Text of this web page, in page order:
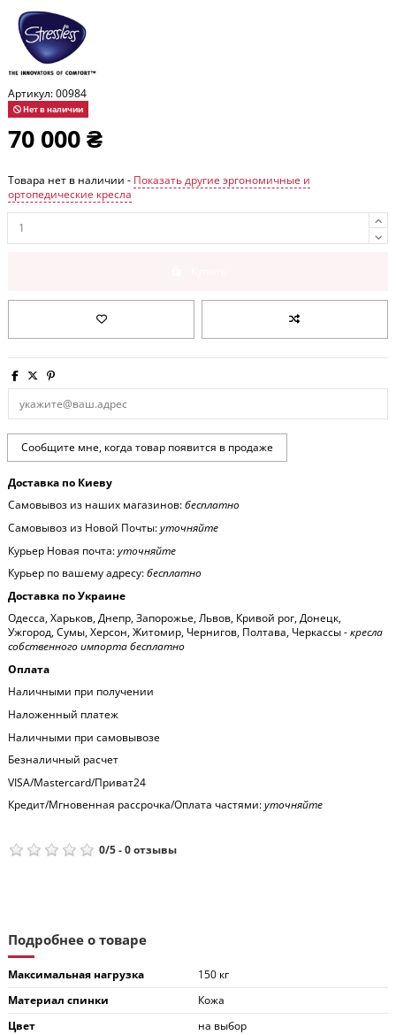
Артикул:00984
Нет в наличии
70 000 ₴
Товара нет в наличии - Показать другие эргономичные и
ортопедические кресла
Доставка по Киеву
Самовывоз из наших магазинов:бесплатно
Самовывоз из Новой Почты:уточняйте
Курьер Новая почта:уточняйте
Курьер по вашему адресу:бесплатно
Доставка по Украине
Одесса, Харьков, Днепр, Запорожье, Львов, Кривой рог, Донецк,
Ужгород, Сумы, Херсон, Житомир, Чернигов, Полтава, Черкассы -кресла
собственного импорта бесплатно
Оплата
Наличными при получении
Наложенный платеж
Наличными при самовывозе
Безналичный расчет
VISA/Mastercard/Приват24
Кредит/Мгновенная рассрочка/Оплата частями:уточняйте
0/5-0отзывы
Подробнее о товаре
Максимальная нагрузка
150 кг
Материал спинки
Кожа
Цвет
на выбор